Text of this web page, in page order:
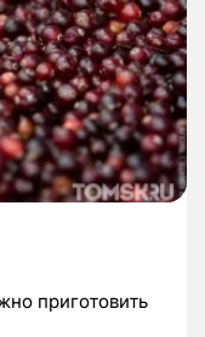
приготовить